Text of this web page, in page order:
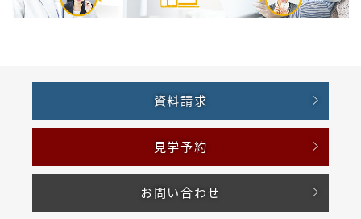
資料請求
見学予約
お問い合わせ